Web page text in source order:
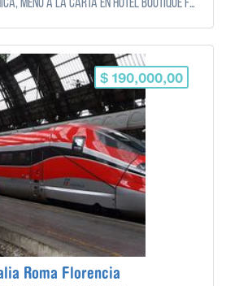
Experiencia gastronómica, menú a la carta en hotel Boutique Florencia - para 2 personas
$ 190,000,00
Roma Florencia